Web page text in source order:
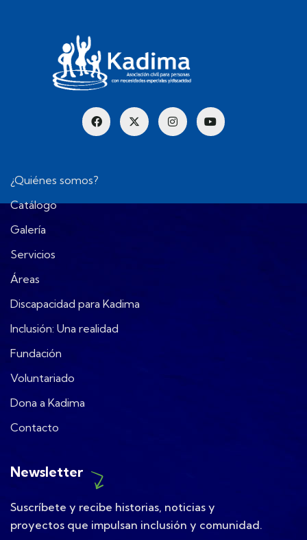
¿Quiénes somos?
Catálogo
Galería
Servicios
Áreas
Discapacidad para Kadima
Inclusión: Una realidad
Fundación
Voluntariado
Dona a Kadima
Contacto
Newsletter
Suscríbete y recibe historias, noticias y
proyectos que impulsan inclusión y comunidad.